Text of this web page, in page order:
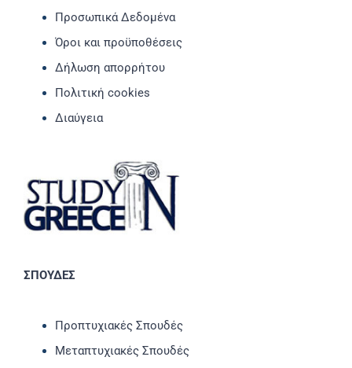
Προσωπικά Δεδομένα
Όροι και προϋποθέσεις
Δήλωση απορρήτου
Πολιτική cookies
Διαύγεια
ΣΠΟΥΔΕΣ
Προπτυχιακές Σπουδές
Μεταπτυχιακές Σπουδές